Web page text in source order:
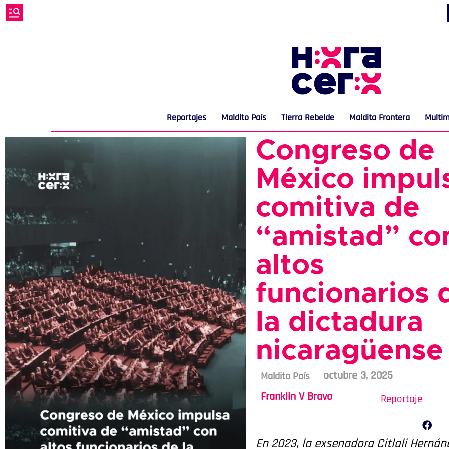
Reportajes Maldito País Tierra Rebelde Maldita Frontera
Congreso de
México
comitiva de
“amistad”
altos
funcionarios
la dictadura
nicaragüense
Maldito País
octubre 3, 2025
Franklin V Bravo
Reportaje
En 2023, la exsenadora Citlali